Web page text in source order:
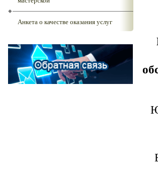
Анкета о качестве оказания услуг